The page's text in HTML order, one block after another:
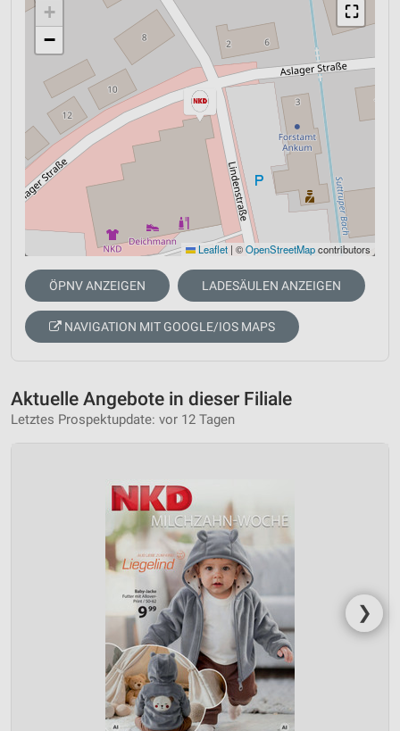
⛶
+
−
Leaflet | ©OpenStreetMapcontributors
ÖPNV ANZEIGEN LADESÄULEN ANZEIGEN
NAVIGATION MIT GOOGLE/IOS MAPS
Aktuelle Angebote in dieser Filiale
Letztes Prospektupdate: vor 12 Tagen
❯